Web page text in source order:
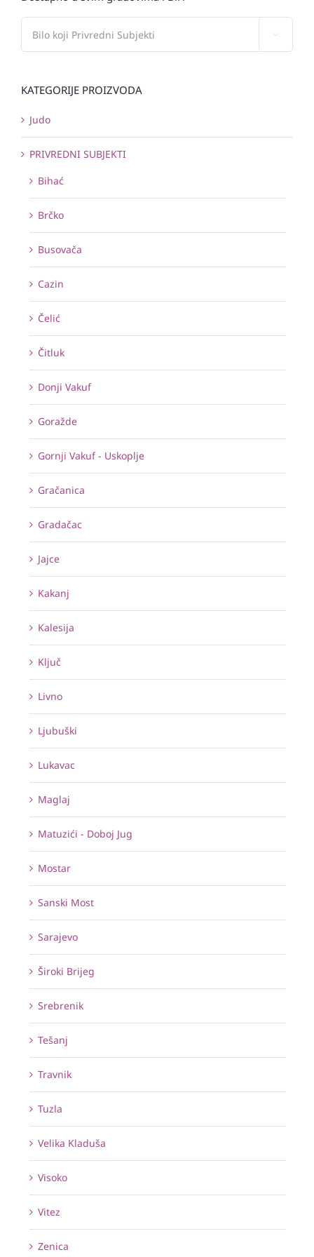
KATEGORIJE PROIZVODA
Judo
PRIVREDNI SUBJEKTI
Bihać
Brčko
Busovača
Cazin
Čelić
Čitluk
Donji Vakuf
Goražde
Gornji Vakuf - Uskoplje
Gračanica
Gradačac
Jajce
Kakanj
Kalesija
Ključ
Livno
Ljubuški
Lukavac
Maglaj
Matuzići - Doboj Jug
Mostar
Sanski Most
Sarajevo
Široki Brijeg
Srebrenik
Tešanj
Travnik
Tuzla
Velika Kladuša
Visoko
Vitez
Zenica